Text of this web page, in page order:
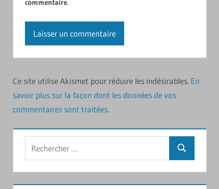
commentaire.
Ce site utilise Akismet pour réduire les indésirables. En
savoir plus sur la façon dont les données de vos
commentaires sont traitées.
Recherche